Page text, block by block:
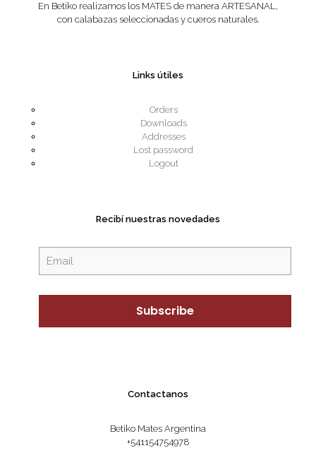
En Betiko realizamos los MATES de manera ARTESANAL,
con calabazas seleccionadas y cueros naturales.
Links útiles
Orders
Downloads
Addresses
Lost password
Logout
Recibí nuestras novedades
Contactanos
Betiko Mates Argentina
+541154754978